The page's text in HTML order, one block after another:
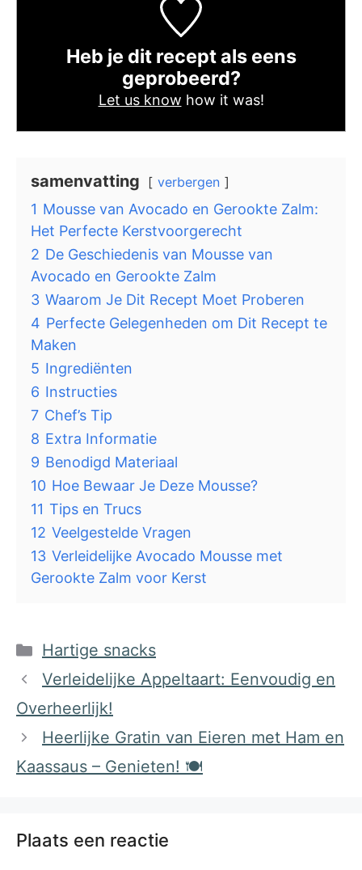
Heb je dit recept als eens
geprobeerd?
Let us know how it was!
samenvatting verbergen
1 Mousse van Avocado en Gerookte Zalm:
Het Perfecte Kerstvoorgerecht
2 De Geschiedenis van Mousse van
Avocado en Gerookte Zalm
3 Waarom Je Dit Recept Moet Proberen
4 Perfecte Gelegenheden om Dit Recept te
Maken
5 Ingrediënten
6 Instructies
7 Chef’s Tip
8 Extra Informatie
9 Benodigd Materiaal
10 Hoe Bewaar Je Deze Mousse?
11 Tips en Trucs
12 Veelgestelde Vragen
13 Verleidelijke Avocado Mousse met
Gerookte Zalm voor Kerst
Categorieën
Hartige snacks
Verleidelijke Appeltaart: Eenvoudig en
Overheerlijk!
Heerlijke Gratin van Eieren met Ham en
Kaassaus – Genieten! 🍽️
Plaats een reactie